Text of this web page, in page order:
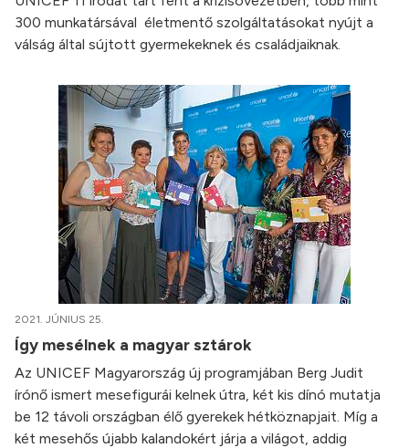
300 munkatársával életmentő szolgáltatásokat nyújt a
válság által sújtott gyermekeknek és családjaiknak.
2021. JÚNIUS 25.
Így mesélnek a magyar sztárok
Az UNICEF Magyarország új programjában Berg Judit
írónő ismert mesefigurái kelnek útra, két kis dínó mutatja
be 12 távoli országban élő gyerekek hétköznapjait. Míg a
két mesehős újabb kalandokért járja a világot, addig